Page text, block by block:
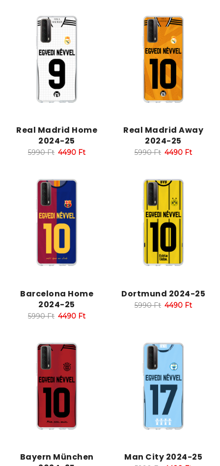
Real Madrid Home
2024-25
5990Ft 4490 Ft
Real Madrid Away
2024-25
5990Ft 4490 Ft
Barcelona Home
2024-25
5990Ft 4490 Ft
Dortmund 2024-25
5990Ft 4490 Ft
Bayern München
Man City 2024-25